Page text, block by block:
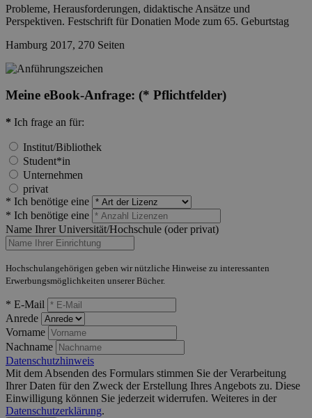
Probleme, Herausforderungen, didaktische Ansätze und
Perspektiven. Festschrift für Donatien Mode zum 65. Geburtstag
Hamburg 2017, 270 Seiten
Meine eBook-Anfrage: (* Pflichtfelder)
* Ich frage an für:
Institut/Bibliothek
Student*in
Unternehmen
privat
* Ich benötige eine
* Ich benötige eine
Name Ihrer Universität/Hochschule (oder privat)
Hochschulangehörigen geben wir nützliche Hinweise zu interessanten
Erwerbungsmöglichkeiten unserer Bücher.
* E-Mail
Anrede
Vorname
Nachname
Datenschutzhinweis
Mit dem Absenden des Formulars stimmen Sie der Verarbeitung
Ihrer Daten für den Zweck der Erstellung Ihres Angebots zu. Diese
Einwilligung können Sie jederzeit widerrufen. Weiteres in der
Datenschutzerklärung.